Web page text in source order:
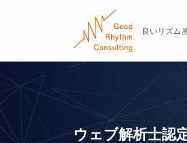
良いリズム
ウェブ解析士認